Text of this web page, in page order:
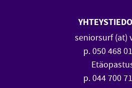
seniorsurf (at)
p. 050 468
p. 044 700